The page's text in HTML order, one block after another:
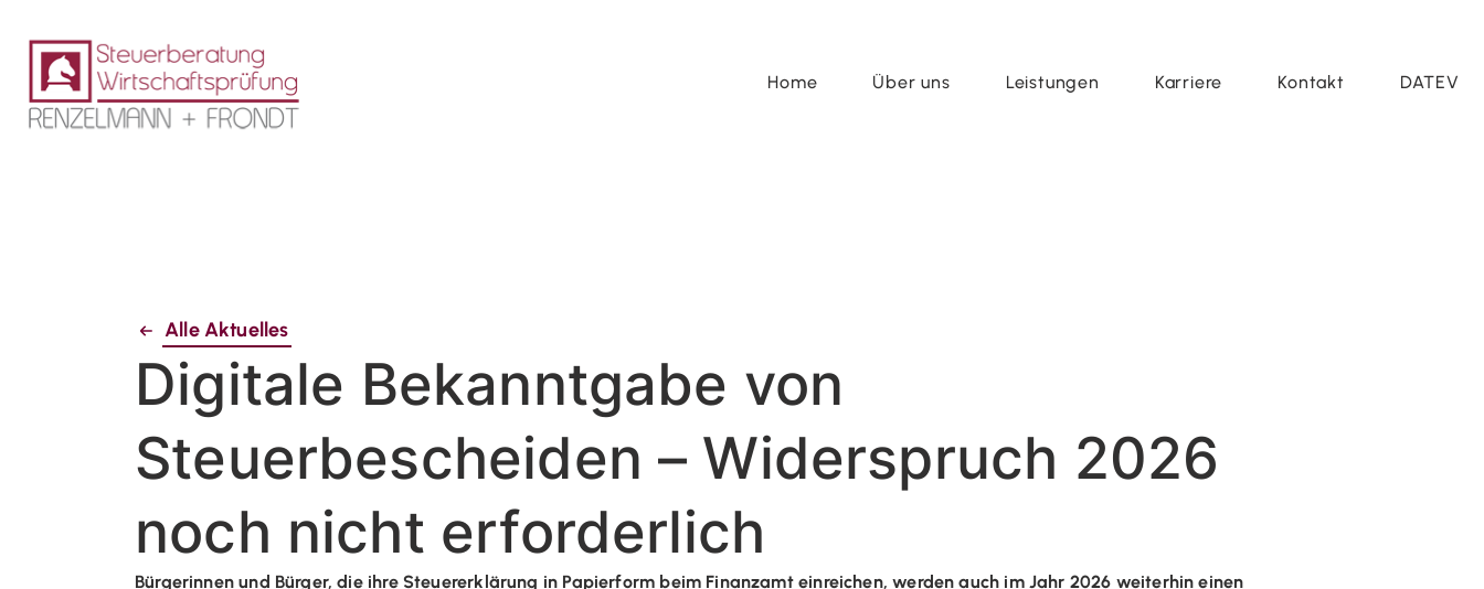
Home Über uns Leistungen Karriere Kontakt DATEV
Alle Aktuelles
Digitale Bekanntgabe von
Steuerbescheiden – Widerspruch 2026
noch nicht erforderlich
Bürgerinnen und Bürger, die ihre Steuererklärung in Papierform beim Finanzamt einreichen, werden auch im Jahr 2026 weiterhin einen